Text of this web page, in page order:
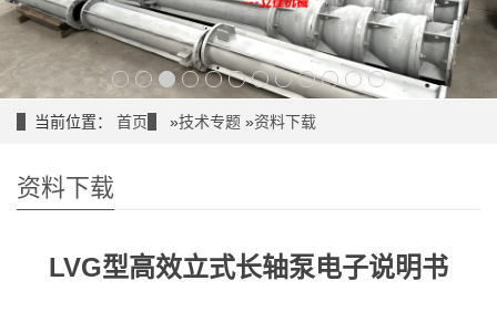
当前位置： 首页 »技术专题 »资料下载
资料下载
LVG型高效立式长轴泵电子说明书